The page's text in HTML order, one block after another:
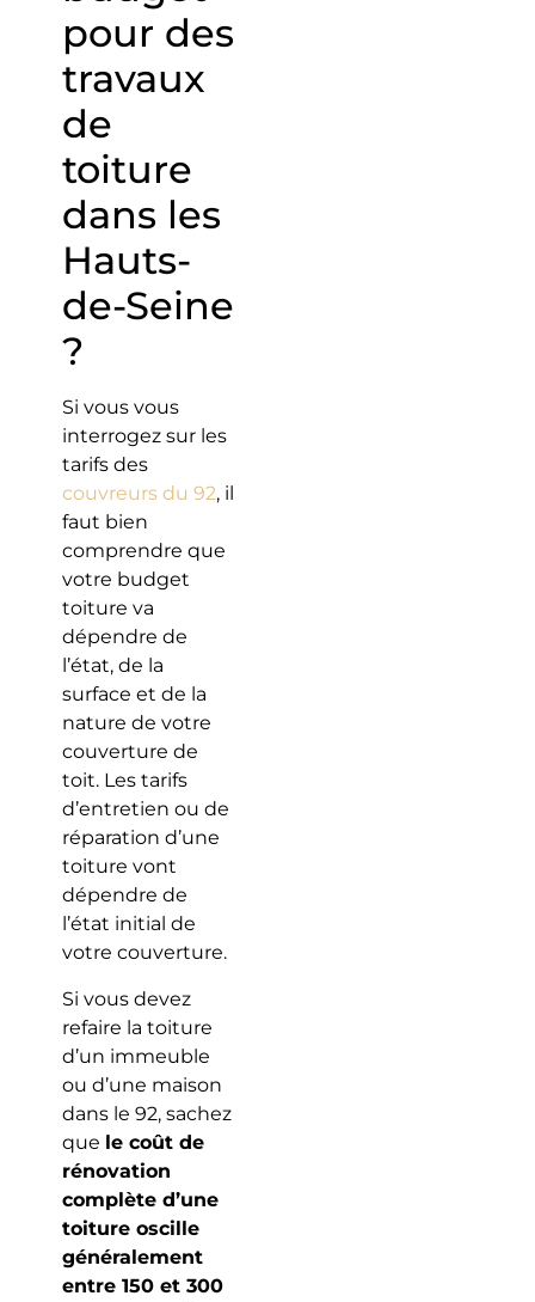
pour des
travaux
de
toiture
dans les
Hauts-
de-Seine
?
Si vous vous
interrogez sur les
tarifs des
couvreurs du 92, il
faut bien
comprendre que
votre budget
toiture va
dépendre de
l’état, de la
surface et de la
nature de votre
couverture de
toit. Les tarifs
d’entretien ou de
réparation d’une
toiture vont
dépendre de
l’état initial de
votre couverture.
Si vous devez
refaire la toiture
d’un immeuble
ou d’une maison
dans le 92, sachez
que le coût de
rénovation
complète d’une
toiture oscille
généralement
entre 150 et 300